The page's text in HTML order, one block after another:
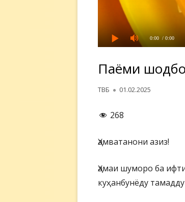
0:00 / 0:00
Паёми
Автор
ТВБ Опубликовано
01.02.2025
268
Ҳамватанони азиз!
Ҳамаи шуморо ба
куҳанбунёду